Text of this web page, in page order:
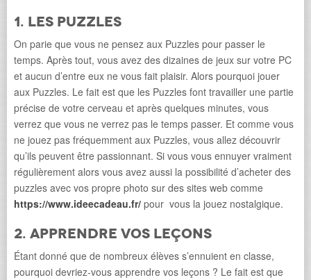
1. Les Puzzles
On parie que vous ne pensez aux Puzzles pour passer le
temps. Après tout, vous avez des dizaines de jeux sur votre PC
et aucun d’entre eux ne vous fait plaisir. Alors pourquoi jouer
aux Puzzles. Le fait est que les Puzzles font travailler une partie
précise de votre cerveau et après quelques minutes, vous
verrez que vous ne verrez pas le temps passer. Et comme vous
ne jouez pas fréquemment aux Puzzles, vous allez découvrir
qu’ils peuvent être passionnant. Si vous vous ennuyer vraiment
régulièrement alors vous avez aussi la possibilité d’acheter des
puzzles avec vos propre photo sur des sites web comme
https://www.ideecadeau.fr/ pour vous la jouez nostalgique.
2. Apprendre vos leçons
Étant donné que de nombreux élèves s’ennuient en classe,
pourquoi devriez-vous apprendre vos leçons ? Le fait est que